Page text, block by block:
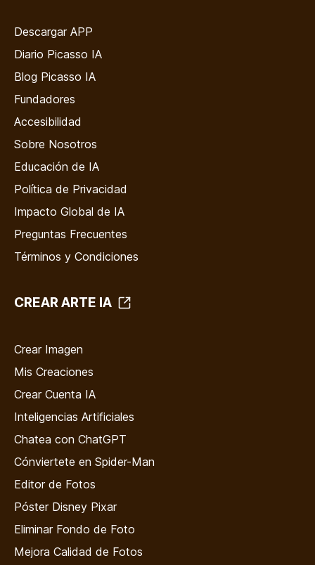
Descargar APP
Diario Picasso IA
Blog Picasso IA
Fundadores
Accesibilidad
Sobre Nosotros
Educación de IA
Política de Privacidad
Impacto Global de IA
Preguntas Frecuentes
Términos y Condiciones
CREAR ARTE IA
Crear Imagen
Mis Creaciones
Crear Cuenta IA
Inteligencias Artificiales
Chatea con ChatGPT
Cónviertete en Spider-Man
Editor de Fotos
Póster Disney Pixar
Eliminar Fondo de Foto
Mejora Calidad de Fotos